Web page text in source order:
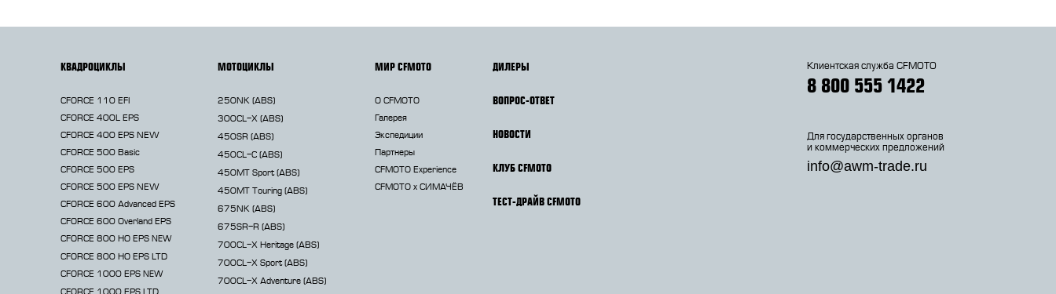
КВАДРОЦИКЛЫ
CFORCE 110 EFI
CFORCE 400L EPS
CFORCE 400 EPS NEW
CFORCE 500 Basic
CFORCE 500 EPS
CFORCE 500 EPS NEW
CFORCE 600 Advanced EPS
CFORCE 600 Overland EPS
CFORCE 800 HO EPS NEW
CFORCE 800 HO EPS LTD
CFORCE 1000 EPS NEW
CFORCE 1000 EPS LTD
МОТОЦИКЛЫ
250NK (ABS)
300CL-X (ABS)
450SR (ABS)
450CL-C (ABS)
450MT Sport (ABS)
450MT Touring (ABS)
675NK (ABS)
675SR-R (ABS)
700CL-X Heritage (ABS)
700CL-X Sport (ABS)
700CL-X Adventure (ABS)
МИР CFMOTO
О CFMOTO
Галерея
Экспедиции
Партнеры
CFMOTO Experience
CFMOTO х СИМАЧЁВ
ДИЛЕРЫ
ВОПРОС-ОТВЕТ
НОВОСТИ
КЛУБ CFMOTO
ТЕСТ-ДРАЙВ CFMOTO
Клиентская служба CFMOTO
8 800 555 1422
Для государственных органов
и коммерческих предложений
info@awm-trade.ru